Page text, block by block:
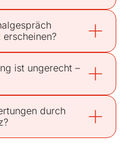
ist ungerecht –
durch